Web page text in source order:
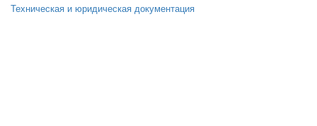
Техническая и юридическая документация